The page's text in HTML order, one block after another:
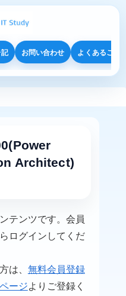
お問い合わせ よくあるご質
Architect)
テンツです。会員
ログインしてくだ
は、 無料会員登録
ージよりご登録く